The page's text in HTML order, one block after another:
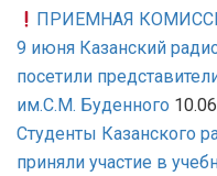
ПРИЕМНАЯ
9 июня Казанский
посетили
им.С.М. Буденного
Студенты Казанского
приняли участие в